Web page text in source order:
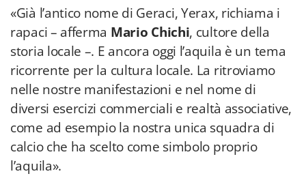
«Già l’antico nome di Geraci, Yerax, richiama i
rapaci – afferma Mario Chichi, cultore della
storia locale –. E ancora oggi l’aquila è un tema
ricorrente per la cultura locale. La ritroviamo
nelle nostre manifestazioni e nel nome di
diversi esercizi commerciali e realtà associative,
come ad esempio la nostra unica squadra di
calcio che ha scelto come simbolo proprio
l’aquila».